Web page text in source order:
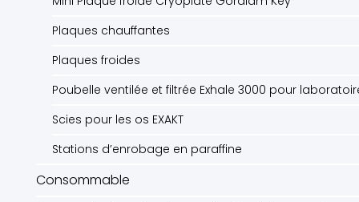
Plaques chauffantes
Plaques froides
Poubelle ventilée et filtrée Exhale 3000 pour
Scies pour les os EXAKT
Stations d’enrobage en paraffine
Consommable